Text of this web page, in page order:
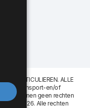
en PARTICULIEREN. ALLE
B.T.W. Transport-en/of
kunnen geen rechten
© 2026. Alle rechten